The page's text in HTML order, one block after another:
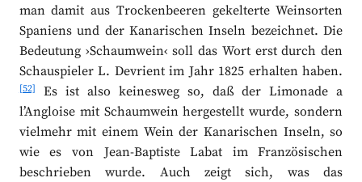
man damit aus Trockenbeeren gekelterte Weinsorten
Spaniens und der Kanarischen Inseln bezeichnet. Die
Bedeutung ›Schaumwein‹ soll das Wort erst durch den
Schauspieler L. Devrient im Jahr 1825 erhalten haben.
[52]
Es ist also keinesweg so, daß der Limonade a
l’Angloise mit Schaumwein hergestellt wurde, sondern
vielmehr mit einem Wein der Kanarischen Inseln, so
wie es von Jean-Baptiste Labat im Französischen
beschrieben wurde. Auch zeigt sich, was das